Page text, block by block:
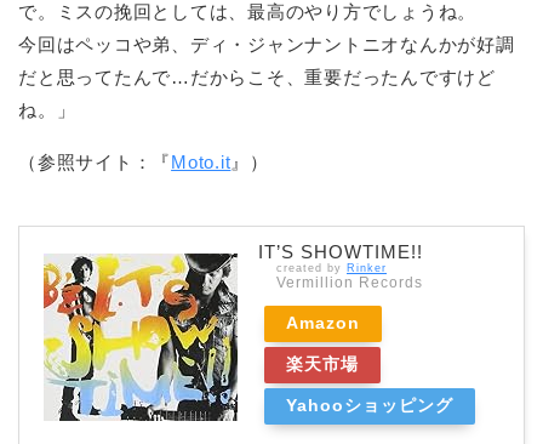
で。ミスの挽回としては、最高のやり方でしょうね。
今回はペッコや弟、ディ・ジャンナントニオなんかが好調
だと思ってたんで…だからこそ、重要だったんですけど
ね。」
（参照サイト：『Moto.it 』）
IT’S SHOWTIME!!
created by Rinker
Vermillion Records
Amazon
楽天市場
Yahooショッピング